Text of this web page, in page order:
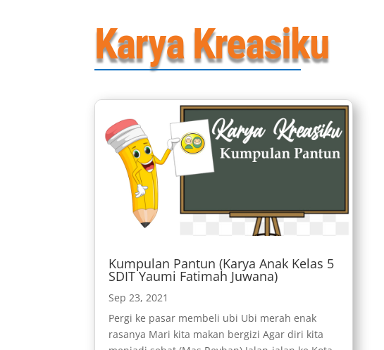
Karya Kreasiku
Kumpulan Pantun (Karya Anak Kelas 5
SDIT Yaumi Fatimah Juwana)
Sep 23, 2021
Pergi ke pasar membeli ubi Ubi merah enak
rasanya Mari kita makan bergizi Agar diri kita